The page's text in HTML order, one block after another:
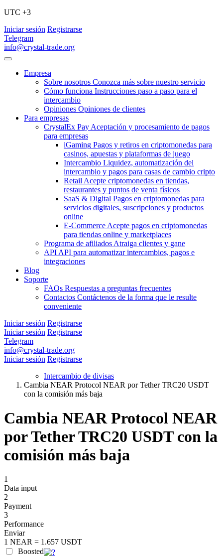
UTC +3
Iniciar sesión Registrarse
Telegram
info@crystal-trade.org
Empresa
Sobre nosotros Conozca más sobre nuestro servicio
Cómo funciona Instrucciones paso a paso para el
intercambio
Opiniones Opiniones de clientes
Para empresas
CrystalEx Pay Aceptación y procesamiento de pagos
para empresas
iGaming Pagos y retiros en criptomonedas para
casinos, apuestas y plataformas de juego
Intercambio Liquidez, automatización del
intercambio y pagos para casas de cambio cripto
Retail Acepte criptomonedas en tiendas,
restaurantes y puntos de venta físicos
SaaS & Digital Pagos en criptomonedas para
servicios digitales, suscripciones y productos
online
E-Commerce Acepte pagos en criptomonedas
para tiendas online y marketplaces
Programa de afiliados Atraiga clientes y gane
API API para automatizar intercambios, pagos e
integraciones
Blog
Soporte
FAQs Respuestas a preguntas frecuentes
Contactos Contáctenos de la forma que le resulte
conveniente
Iniciar sesión Registrarse
Iniciar sesión Registrarse
Telegram
info@crystal-trade.org
Iniciar sesión Registrarse
Intercambio de divisas
Cambia NEAR Protocol NEAR por Tether TRC20 USDT
con la comisión más baja
Cambia NEAR Protocol NEAR
por Tether TRC20 USDT con la
comisión más baja
1
Data input
2
Payment
3
Performance
Enviar
1 NEAR = 1.657 USDT
Boosted